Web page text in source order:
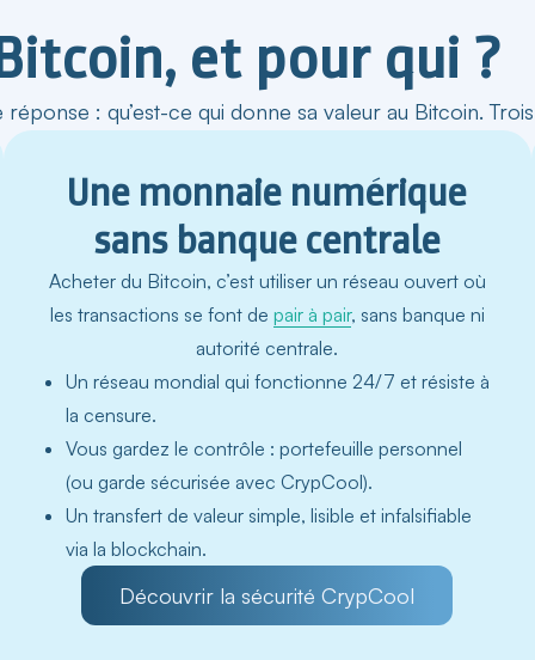
et pour qui ?
: qu’est-ce qui donne sa valeur au Bitcoin.
Une monnaie numérique
sans banque centrale​
Acheter du Bitcoin, c’est utiliser un réseau ouvert où
les transactions se font de pair à pair, sans banque ni
autorité centrale.
Un réseau mondial qui fonctionne 24/7 et résiste à
la censure.
Vous gardez le contrôle :portefeuille personnel
(ou garde sécurisée avec CrypCool).
Un transfert de valeur simple, lisible et infalsifiable
via la blockchain.
Découvrir la sécurité CrypCool